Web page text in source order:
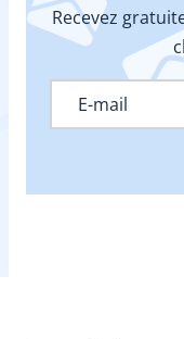
Recevez